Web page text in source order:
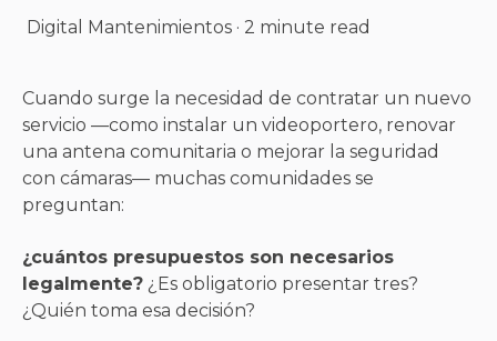
Digital Mantenimientos · 2 minute read
Cuando surge la necesidad de contratar un nuevo
servicio —como instalar un videoportero, renovar
una antena comunitaria o mejorar la seguridad
con cámaras— muchas comunidades se
preguntan:
¿cuántos presupuestos son necesarios
legalmente? ¿Es obligatorio presentar tres?
¿Quién toma esa decisión?